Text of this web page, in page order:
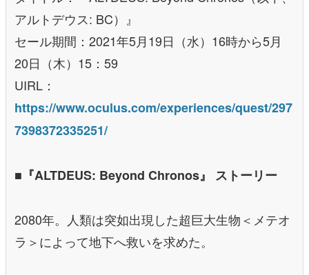
アルトデウス: BC）』
セール期間：2021年5月19日（水）16時から5月
20日（木）15：59
UIRL：
https://www.oculus.com/experiences/quest/297
7398372335251/
■『ALTDEUS: Beyond Chronos』 ストーリー
2080年。人類は突如出現した超巨大生物＜メテオ
ラ＞によって地下へ救いを求めた。